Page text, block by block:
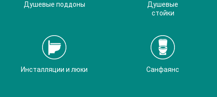
Душевые поддоны
Душевые
стойки
Инсталляции и люки Санфаянс